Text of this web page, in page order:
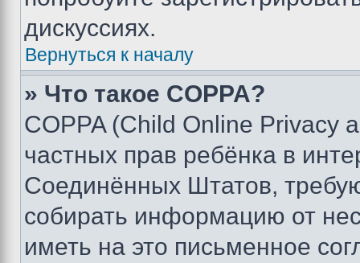
дискуссиях.
Вернуться к началу
» Что такое COPPA?
COPPA (Child Online Privacy
частных прав ребёнка в
Соединённых Штатов,
собирать информацию от
иметь на это письменное